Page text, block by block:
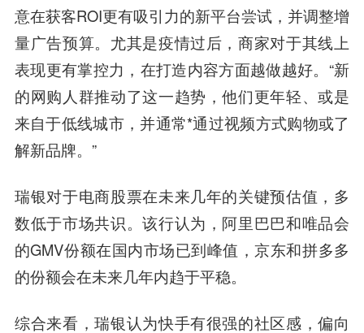
意在获客ROI更有吸引力的新平台尝试，并调整增
量广告预算。尤其是疫情过后，商家对于其线上
表现更有掌控力，在打造内容方面越做越好。“新
的网购人群推动了这一趋势，他们更年轻、或是
来自于低线城市，并通常*通过视频方式购物或了
解新品牌。”
瑞银对于电商股票在未来几年的关键预估值，多
数低于市场共识。该行认为， 阿里巴巴和唯品会
的GMV份额在国内市场已到峰值，京东和拼多多
的份额会在未来几年内趋于平稳。
综合来看，瑞银认为快手有很强的社区感，偏向